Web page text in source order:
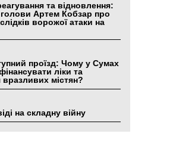
та відновлення:
голови Артем Кобзар про
ворожої атаки на
проїзд: Чому у Сумах
ліки та
містян?
на складну війну